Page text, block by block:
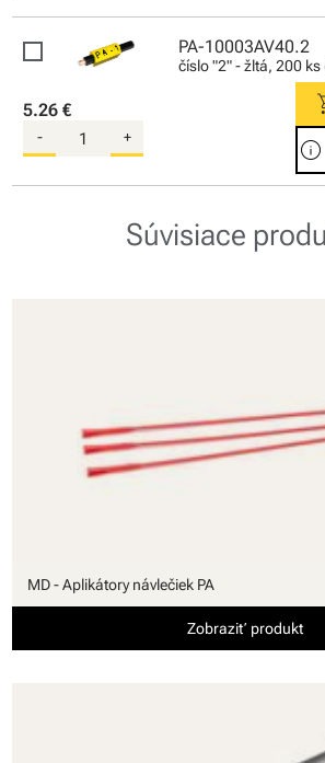
PA-10003AV40.2
číslo "2" - žltá, 200
5.26 €
- + info
Súvisiace
MD - Aplikátory návlečiek PA
Zobraziť produkt